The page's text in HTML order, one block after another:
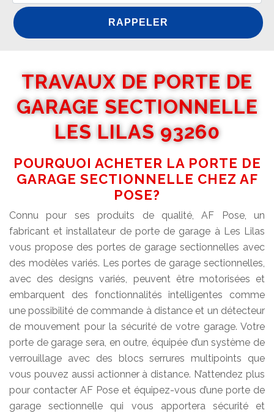
TRAVAUX DE PORTE DE
GARAGE SECTIONNELLE
LES LILAS 93260
POURQUOI ACHETER LA PORTE DE
GARAGE SECTIONNELLE CHEZ AF
POSE?
Connu pour ses produits de qualité, AF Pose, un
fabricant et installateur de porte de garage à Les Lilas
vous propose des portes de garage sectionnelles avec
des modèles variés. Les portes de garage sectionnelles,
avec des designs variés, peuvent être motorisées et
embarquent des fonctionnalités intelligentes comme
une possibilité de commande à distance et un détecteur
de mouvement pour la sécurité de votre garage. Votre
porte de garage sera, en outre, équipée d’un système de
verrouillage avec des blocs serrures multipoints que
vous pouvez aussi actionner à distance. N’attendez plus
pour contacter AF Pose et équipez-vous d’une porte de
garage sectionnelle qui vous apportera sécurité et